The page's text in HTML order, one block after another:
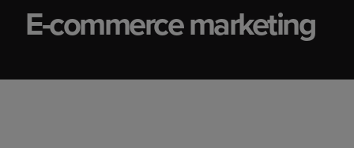
E-commerce marketing